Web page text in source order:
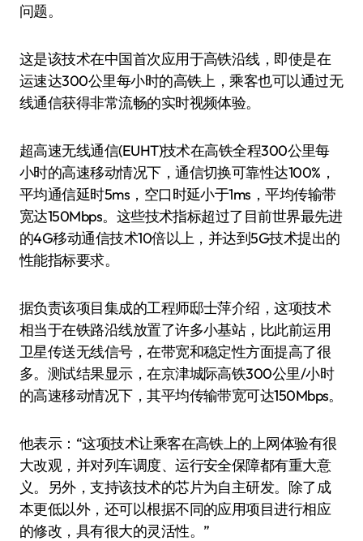
问题。
这是该技术在中国首次应用于高铁沿线，即使是在
运速达300公里每小时的高铁上，乘客也可以通过无
线通信获得非常流畅的实时视频体验。
超高速无线通信(EUHT)技术在高铁全程300公里每
小时的高速移动情况下，通信切换可靠性达100%，
平均通信延时5ms，空口时延小于1ms，平均传输带
宽达150Mbps。这些技术指标超过了目前世界最先进
的4G移动通信技术10倍以上，并达到5G技术提出的
性能指标要求。
据负责该项目集成的工程师邸士萍介绍，这项技术
相当于在铁路沿线放置了许多小基站，比此前运用
卫星传送无线信号，在带宽和稳定性方面提高了很
多。测试结果显示，在京津城际高铁300公里/小时
的高速移动情况下，其平均传输带宽可达150Mbps。
他表示：“这项技术让乘客在高铁上的上网体验有很
大改观，并对列车调度、运行安全保障都有重大意
义。另外，支持该技术的芯片为自主研发。除了成
本更低以外，还可以根据不同的应用项目进行相应
的修改，具有很大的灵活性。”